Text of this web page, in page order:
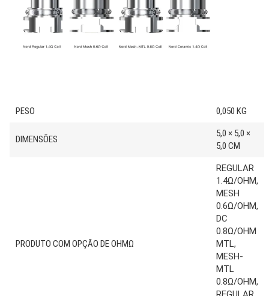
PESO 0,050 KG
DIMENSÕES
5,0 × 5,0 ×
5,0 CM
PRODUTO COM OPÇÃO DE OHMΩ
REGULAR
1.4Ω/OHM,
MESH
0.6Ω/OHM,
DC
0.8Ω/OHM
MTL,
MESH-
MTL
0.8Ω/OHM,